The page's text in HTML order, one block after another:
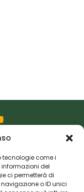
tecnologie come i
del
ci permetterà di
o ID unici